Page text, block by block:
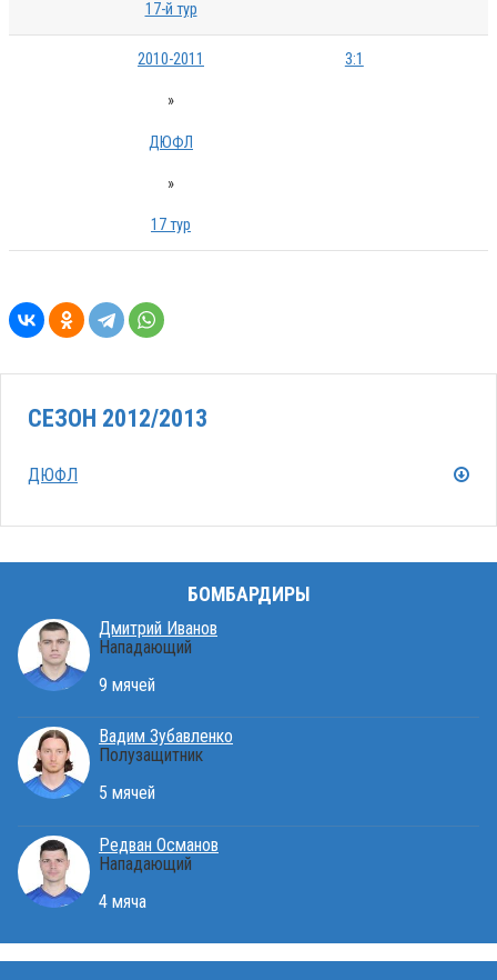
17-й тур
2010-2011
»
ДЮФЛ
»
17 тур
3:1
СЕЗОН 2012/2013
ДЮФЛ
БОМБАРДИРЫ
Дмитрий Иванов
Нападающий
9 мячей
Вадим Зубавленко
Полузащитник
5 мячей
Редван Османов
Нападающий
4 мяча